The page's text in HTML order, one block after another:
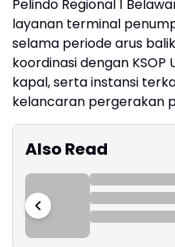
Pelindo Regional 1
layanan terminal
selama periode arus
koordinasi dengan
kapal, serta instansi
kelancaran pergerakan
Also Read